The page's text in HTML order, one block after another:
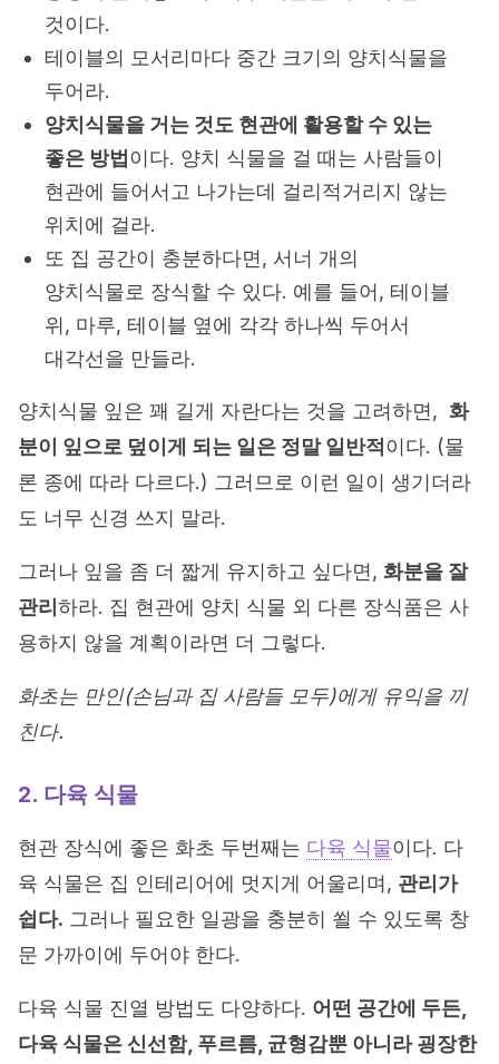
것이다.
테이블의 모서리마다 중간 크기의 양치식물을
두어라.
양치식물을 거는 것도 현관에 활용할 수 있는
좋은 방법 이다. 양치 식물을 걸 때는 사람들이
현관에 들어서고 나가는데 걸리적거리지 않는
위치에 걸라.
또 집 공간이 충분하다면, 서너 개의
양치식물로 장식할 수 있다. 예를 들어, 테이블
위, 마루, 테이블 옆에 각각 하나씩 두어서
대각선을 만들라.
양치식물 잎은 꽤 길게 자란다는 것을 고려하면, 화
분이 잎으로 덮이게 되는 일은 정말 일반적 이다. (물
론 종에 따라 다르다.) 그러므로 이런 일이 생기더라
도 너무 신경 쓰지 말라.
그러나 잎을 좀 더 짧게 유지하고 싶다면, 화분을 잘
관리 하라. 집 현관에 양치 식물 외 다른 장식품은 사
용하지 않을 계획이라면 더 그렇다.
화초는 만인(손님과 집 사람들 모두)에게 유익을 끼
친다.
2. 다육 식물
현관 장식에 좋은 화초 두번째는 다육 식물이다. 다
육 식물은 집 인테리어에 멋지게 어울리며, 관리가
쉽다. 그러나 필요한 일광을 충분히 쐴 수 있도록 창
문 가까이에 두어야 한다.
다육 식물 진열 방법도 다양하다. 어떤 공간에 두든,
다육 식물은 신선함, 푸르름, 균형감뿐 아니라 굉장한